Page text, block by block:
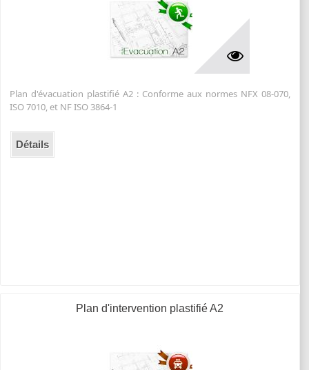
Plan d'évacuation plastifié A2 : Conforme aux normes NFX 08-070,
ISO 7010, et NF ISO 3864-1
Détails
Plan d'intervention plastifié A2